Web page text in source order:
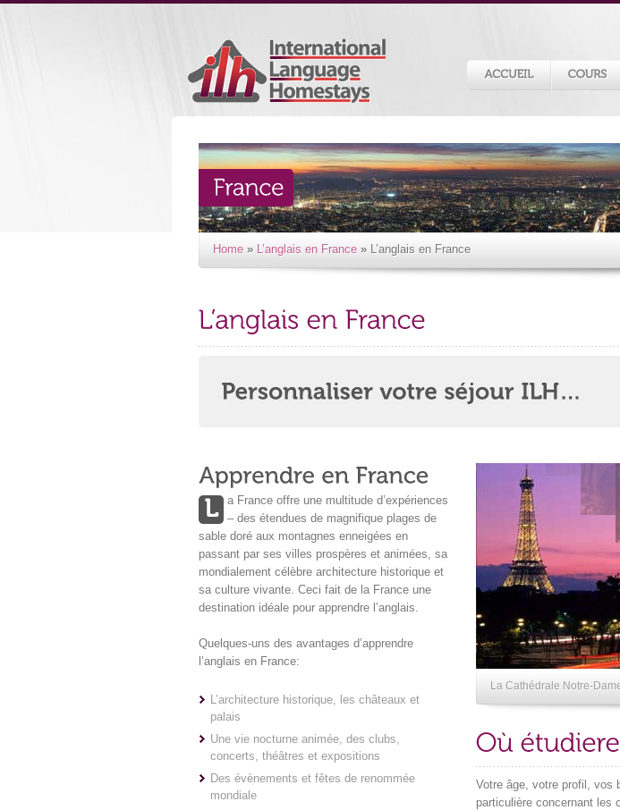
Home » L’anglais en France » L’anglais en France
a France offre une multitude d’expériences
– des étendues de magnifique plages de
sable doré aux montagnes enneigées en
passant par ses villes prospères et animées, sa
mondialement célèbre architecture historique et
sa culture vivante. Ceci fait de la France une
destination idéale pour apprendre l’anglais.
Quelques-uns des avantages d’apprendre
l’anglais en France:
L’architecture historique, les châteaux et
palais
Une vie nocturne animée, des clubs,
concerts, théâtres et expositions
Des évènements et fêtes de renommée
mondiale
La Cathédrale Notre-
Votre âge, votre profil, vos
particulière concernant les